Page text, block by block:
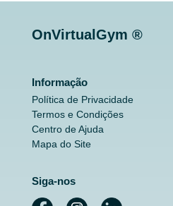
OnVirtualGym ®
Informação
Política de Privacidade
Termos e Condições
Centro de Ajuda
Mapa do Site
Siga-nos